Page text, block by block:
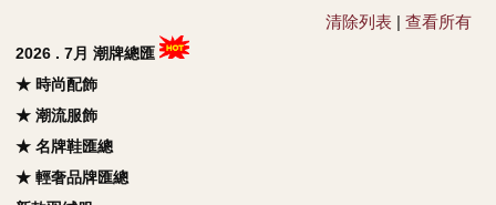
清除列表 | 查看所有
2026 . 7月 潮牌總匯
★ 時尚配飾
★ 潮流服飾
★ 名牌鞋匯總
★ 輕奢品牌匯總